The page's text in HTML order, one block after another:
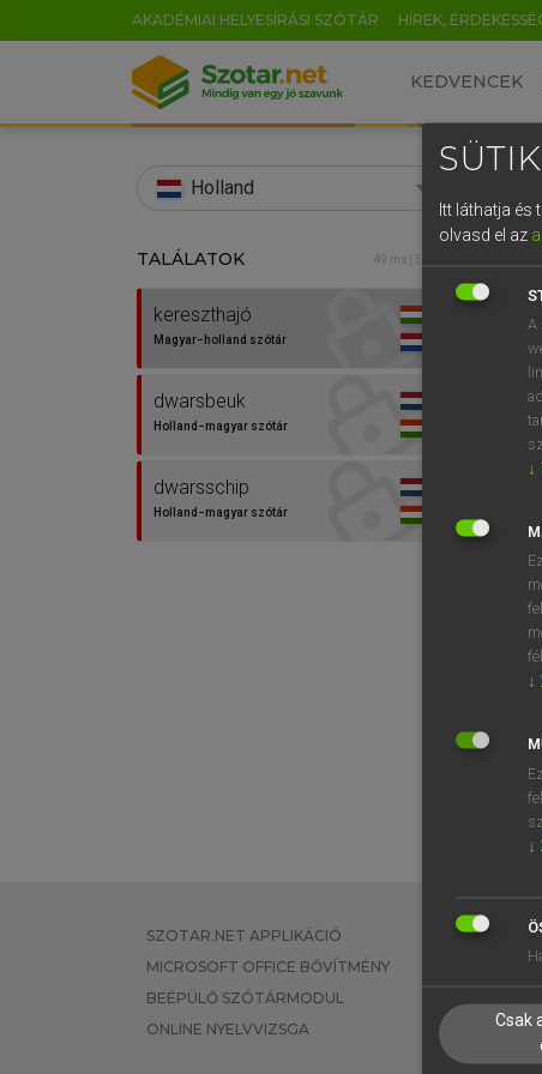
AKADÉMIAI HELYESÍRÁSI SZÓTÁR HÍREK,
KEDVENCEK
Holland
TALÁLATOK 49 ms (3 db)
kereszthajó
Magyar−holland szótár
dwarsbeuk
Holland−magyar szótár
dwarsschip
Holland−magyar szótár
SZOTAR.NET APPLIKÁCIÓ
MICROSOFT OFFICE BŐVÍTMÉNY
BEÉPÜLŐ SZÓTÁRMODUL
ONLINE NYELVVIZSGA
EGYÉNI
TANULÓKNAK
VÁLLALATI
Itt láthatja
olvasd el az
A
↓
↓
↓
Csak
EN
0